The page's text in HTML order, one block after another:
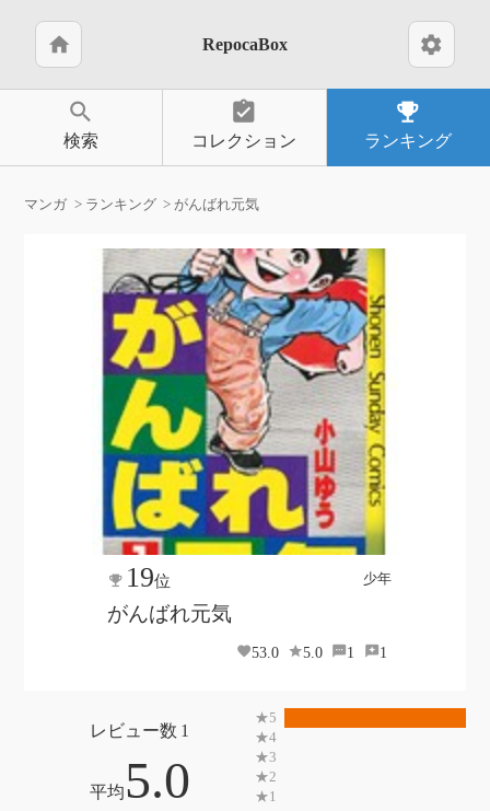
home RepocaBox settings
search
検索
assignment_turned_in
コレクション
emoji_events
ランキング
マンガ ランキング がんばれ元気
少年
19位
がんばれ元気
53.0 5.0 1 1
1
5.0